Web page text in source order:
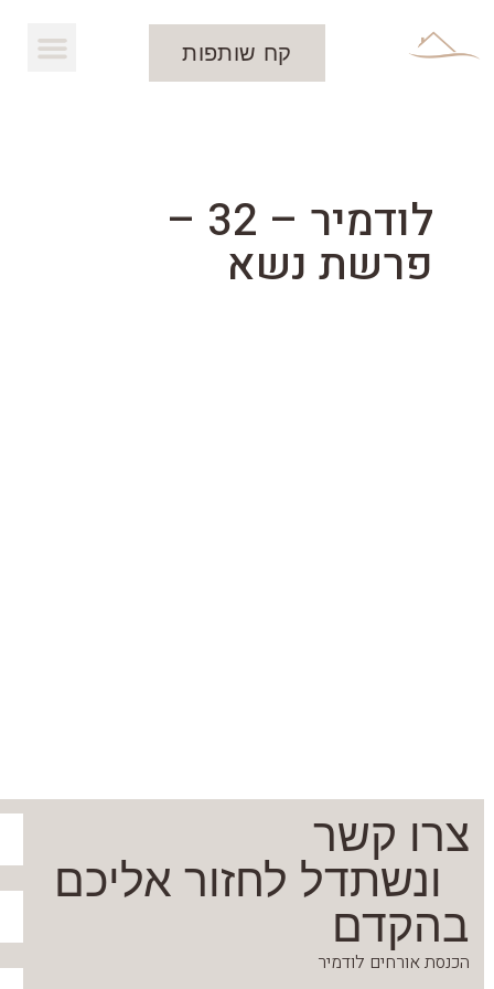
קח שותפות
לודמיר – 32 –
פרשת נשא
צרו קשר
ונשתדל לחזור אליכם
בהקדם
הכנסת אורחים לודמיר